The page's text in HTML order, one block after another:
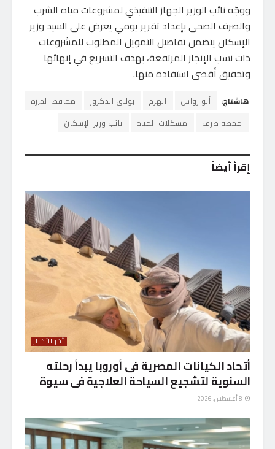
ووجّه نائب الوزير الجهاز التنفيذي لمشروعات مياه الشرب
والصرف الصحى بإعداد تقرير يومي يعرض على السيد وزير
الإسكان يتضمن تفاصيل التمويل المطلوب للمشروعات
ذات نسب الإنجاز المرتفعة، بهدف التسريع في إنهائها
وتحقيق أقصى استفادة منها.
هاشتاج: أبو رواش الهرم بولاق الدكرور
محافظ الجيزة
محطة صرف
مشكلات المياه نائب وزير الإسكان
إقرأ أيضاً
آخر الأخبار
أتحاد الكيانات المصرية فى أوروبا يبدأ رحلته
السنوية لتشجيع السياحة العلاجية فى سيوة